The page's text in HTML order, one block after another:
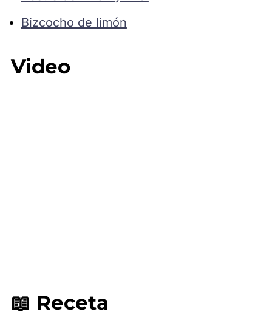
Bizcocho de limón
Video
📖 Receta